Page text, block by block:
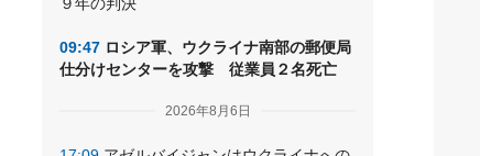
09:47 ロシア軍、ウクライナ南部の郵便局
仕分けセンターを攻撃 従業員２名死亡
2026年8月6日